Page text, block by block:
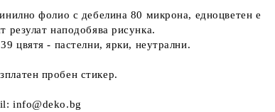
фолио с дебелина 80 микрона, едноцветен е
резулат наподобява рисунка.
цвятя - пастелни, ярки, неутрални.
пробен стикер.
info@deko.bg